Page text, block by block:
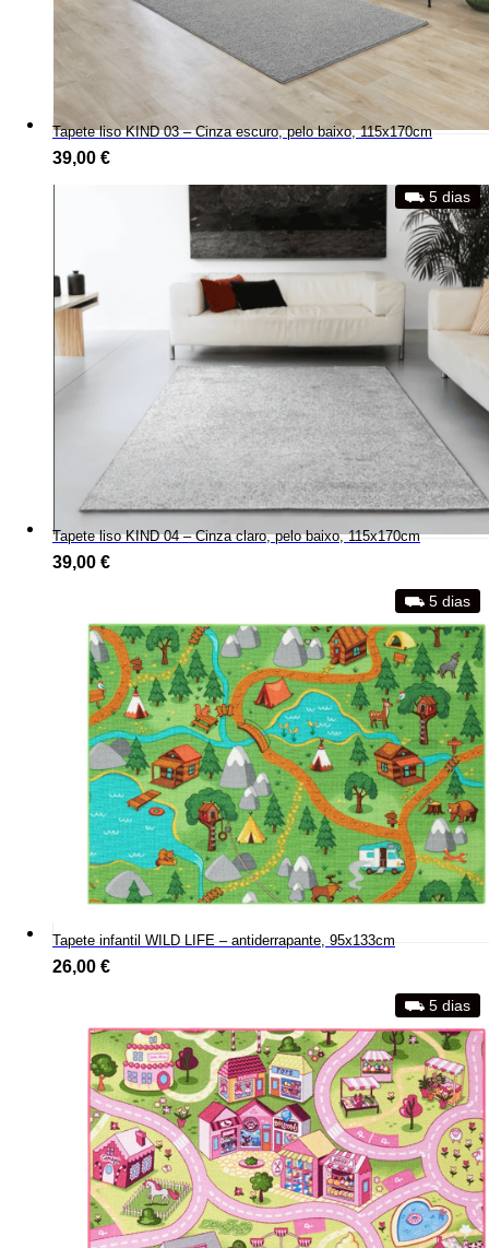
Tapete liso KIND 03 – Cinza escuro, pelo baixo, 115x170cm
39,00 €
⛟ 5 dias
Tapete liso KIND 04 – Cinza claro, pelo baixo, 115x170cm
39,00 €
⛟ 5 dias
Tapete infantil WILD LIFE – antiderrapante, 95x133cm
26,00 €
⛟ 5 dias